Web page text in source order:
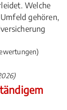
Welche
gehören,